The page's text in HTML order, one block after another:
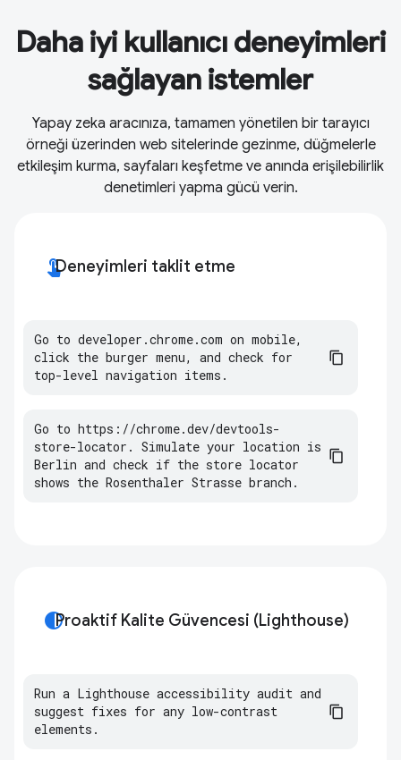
Daha iyi kullanıcı deneyimleri
sağlayan istemler
Yapay zeka aracınıza, tamamen yönetilen bir tarayıcı
örneği üzerinden web sitelerinde gezinme, düğmelerle
etkileşim kurma, sayfaları keşfetme ve anında erişilebilirlik
denetimleri yapma gücü verin.
touch_appDeneyimleri taklit etme
Go to developer .chrome.com on mobile,
click the burger menu, and check for
top-level navigation items .
Go to https : //chrome.dev/devtools-
store-locator . Simulate your location is
Berlin and check if the store locator
shows the Rosenthaler Strasse branch .
contrastProaktif Kalite Güvencesi (Lighthouse)
Run a Lighthouse accessibility audit and
suggest fixes for any low-contrast
elements.